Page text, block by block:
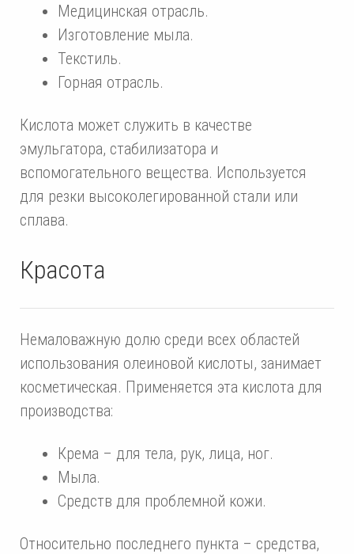
Медицинская отрасль.
Изготовление мыла.
Текстиль.
Горная отрасль.
Кислота может служить в качестве
эмульгатора, стабилизатора и
вспомогательного вещества. Используется
для резки высоколегированной стали или
сплава.
Красота
Немаловажную долю среди всех областей
использования олеиновой кислоты, занимает
косметическая. Применяется эта кислота для
производства:
Крема – для тела, рук, лица, ног.
Мыла.
Средств для проблемной кожи.
Относительно последнего пункта – средства,